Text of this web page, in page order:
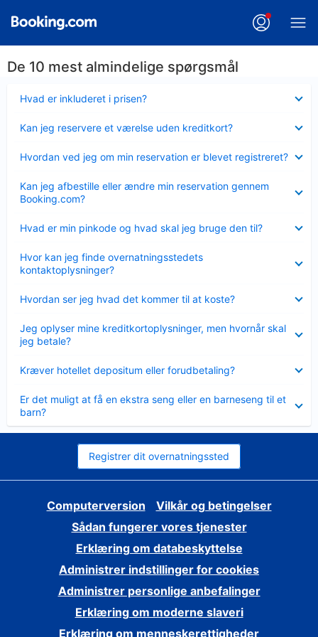
De 10 mest almindelige spørgsmål
Hvad er inkluderet i prisen?
Kan jeg reservere et værelse uden kreditkort?
Hvordan ved jeg om min reservation er blevet registreret?
Kan jeg afbestille eller ændre min reservation gennem
Booking.com?
Hvad er min pinkode og hvad skal jeg bruge den til?
Hvor kan jeg finde overnatningsstedets
kontaktoplysninger?
Hvordan ser jeg hvad det kommer til at koste?
Jeg oplyser mine kreditkortoplysninger, men hvornår skal
jeg betale?
Kræver hotellet depositum eller forudbetaling?
Er det muligt at få en ekstra seng eller en barneseng til et
barn?
Registrer dit overnatningssted
Computerversion
Vilkår og betingelser
Sådan fungerer vores tjenester
Erklæring om databeskyttelse
Administrer indstillinger for cookies
Administrer personlige anbefalinger
Erklæring om moderne slaveri
Erklæring om menneskerettigheder